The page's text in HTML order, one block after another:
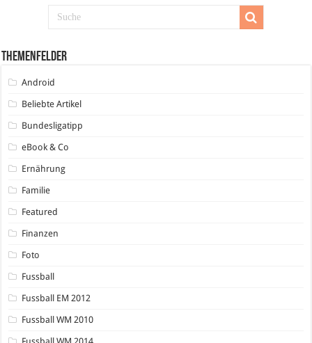
Themenfelder
Android
Beliebte Artikel
Bundesligatipp
eBook & Co
Ernährung
Familie
Featured
Finanzen
Foto
Fussball
Fussball EM 2012
Fussball WM 2010